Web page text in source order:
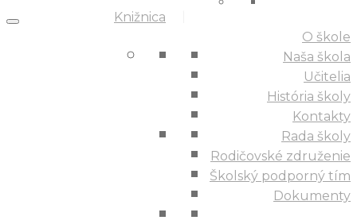
Knižnica
O škole
Naša škola
Učitelia
História školy
Kontakty
Rada školy
Rodičovské združenie
Školský podporný tím
Dokumenty